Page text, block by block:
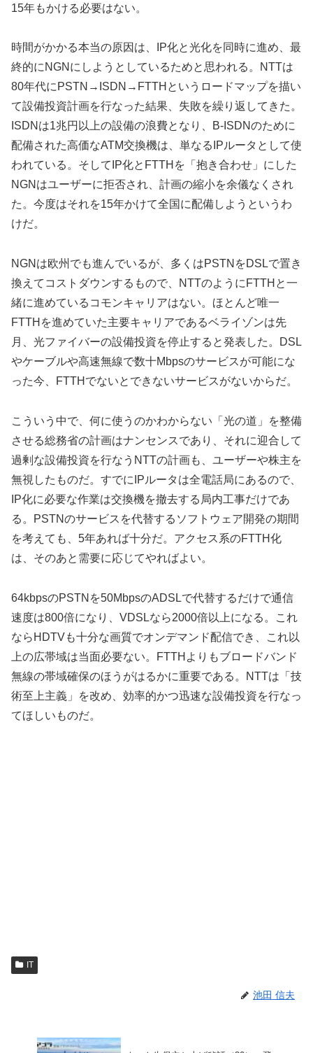
15年もかける必要はない。
時間がかかる本当の原因は、IP化と光化を同時に進め、最
終的にNGNにしようとしているためと思われる。NTTは
80年代にPSTN→ISDN→FTTHというロードマップを描い
て設備投資計画を行なった結果、失敗を繰り返してきた。
ISDNは1兆円以上の設備の浪費となり、B-ISDNのために
配備された高価なATM交換機は、単なるIPルータとして使
われている。そしてIP化とFTTHを「抱き合わせ」にした
NGNはユーザーに拒否され、計画の縮小を余儀なくされ
た。今度はそれを15年かけて全国に配備しようというわ
けだ。
NGNは欧州でも進んでいるが、多くはPSTNをDSLで置き
換えてコストダウンするもので、NTTのようにFTTHと一
緒に進めているコモンキャリアはない。ほとんど唯一
FTTHを進めていた主要キャリアであるベライゾンは先
月、光ファイバーの設備投資を停止すると発表した。DSL
やケーブルや高速無線で数十Mbpsのサービスが可能にな
った今、FTTHでないとできないサービスがないからだ。
こういう中で、何に使うのかわからない「光の道」を整備
させる総務省の計画はナンセンスであり、それに迎合して
過剰な設備投資を行なうNTTの計画も、ユーザーや株主を
無視したものだ。すでにIPルータは全電話局にあるので、
IP化に必要な作業は交換機を撤去する局内工事だけであ
る。PSTNのサービスを代替するソフトウェア開発の期間
を考えても、5年あれば十分だ。アクセス系のFTTH化
は、そのあと需要に応じてやればよい。
64kbpsのPSTNを50MbpsのADSLで代替するだけで通信
速度は800倍になり、VDSLなら2000倍以上になる。これ
ならHDTVも十分な画質でオンデマンド配信でき、これ以
上の広帯域は当面必要ない。FTTHよりもブロードバンド
無線の帯域確保のほうがはるかに重要である。NTTは「技
術至上主義」を改め、効率的かつ迅速な設備投資を行なっ
てほしいものだ。
IT
池田 信夫